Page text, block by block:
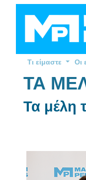
Τι είμαστε Οι
ΤΑ
Τα μέλη